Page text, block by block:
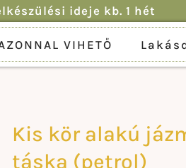
ideje kb. 1 hét
VIHETŐ
Kis kör alakú
táska (petrol)